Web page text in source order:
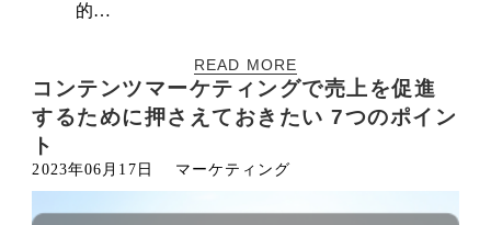
的…
READ MORE
コンテンツマーケティングで売上を促進
するために押さえておきたい 7つのポイン
ト
2023年06月17日 マーケティング